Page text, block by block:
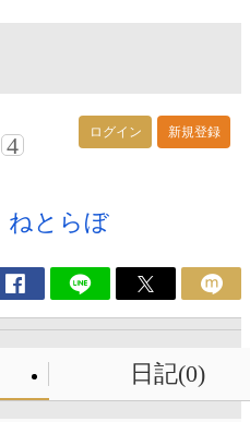
ログイン 新規登録
4
ねとらぼ
日記(0)